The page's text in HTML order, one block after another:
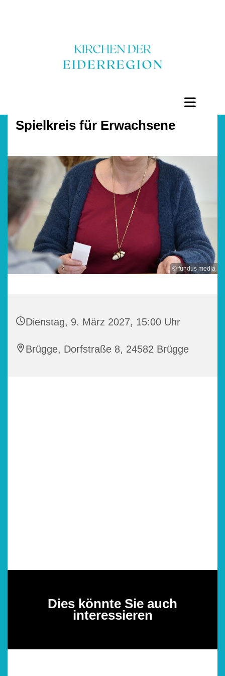
Spielkreis für Erwachsene
© fundus media
Dienstag, 9. März 2027, 15:00 Uhr
Brügge, Dorfstraße 8, 24582 Brügge
Dies könnte Sie auch
interessieren